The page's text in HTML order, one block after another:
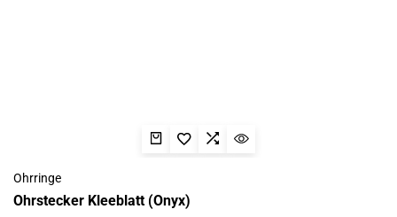
Ohrringe
Ohrstecker Kleeblatt (Onyx)